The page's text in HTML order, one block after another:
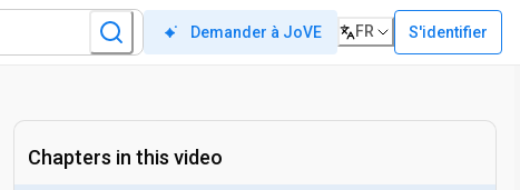
Demander à JoVE FR S'identifier
Chapters in this video